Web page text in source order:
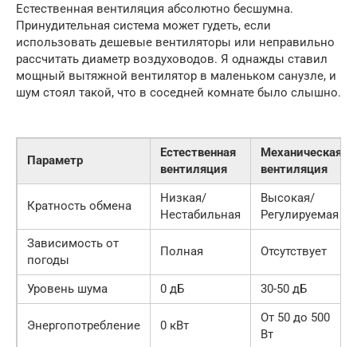
Естественная вентиляция абсолютно бесшумна.
Принудительная система может гудеть, если
использовать дешевые вентиляторы или неправильно
рассчитать диаметр воздуховодов. Я однажды ставил
мощный вытяжной вентилятор в маленьком санузле, и
шум стоял такой, что в соседней комнате было слышно.
Параметр
Естественная
вентиляция
Механическая
вентиляция
Кратность обмена
Низкая/
Нестабильная
Высокая/
Регулируемая
Зависимость от
погоды
Полная Отсутствует
Уровень шума 0 дБ 30-50 дБ
Энергопотребление 0 кВт
От 50 до 500
Вт